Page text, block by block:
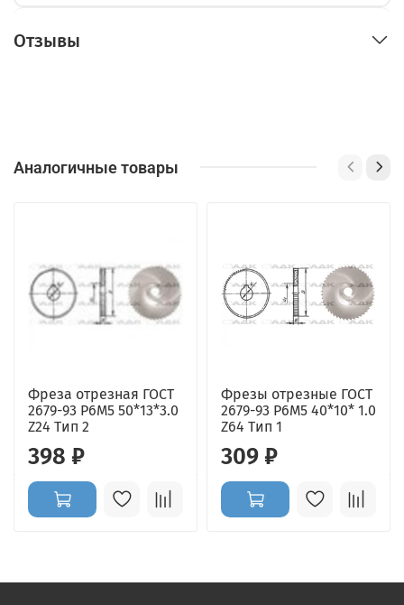
Отзывы
Аналогичные товары
Фреза отрезная ГОСТ
2679-93 Р6М5 50*13*3.0
Z24 Тип 2
398 ₽
Фрезы отрезные ГОСТ
2679-93 Р6М5 40*10* 1.0
Z64 Тип 1
309 ₽